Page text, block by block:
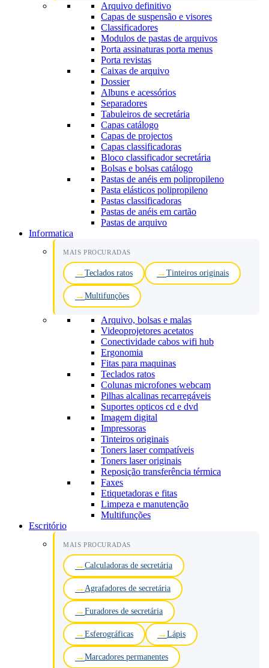
Arquivo definitivo
Capas de suspensão e visores
Classificadores
Modulos de pastas de arquivos
Porta assinaturas porta menus
Porta revistas
Caixas de arquivo
Dossier
Albuns e acessórios
Separadores
Tabuleiros de secretária
Capas catálogo
Capas de projectos
Capas classificadoras
Bloco classificador secretária
Bolsas e bolsas catálogo
Pastas de anéis em polipropileno
Pasta elásticos polipropileno
Pastas classificadoras
Pastas de anéis em cartão
Pastas de arquivo
Informatica
MAIS PROCURADAS
Teclados ratos Tinteiros originais
Multifunções
Arquivo, bolsas e malas
Videoprojetores acetatos
Conectividade cabos wifi hub
Ergonomia
Fitas para maquinas
Teclados ratos
Colunas microfones webcam
Pilhas alcalinas recarregáveis
Suportes opticos cd e dvd
Imagem digital
Impressoras
Tinteiros originais
Toners laser compatíveis
Toners laser originais
Reposição transferência térmica
Faxes
Etiquetadoras e fitas
Limpeza e manutenção
Multifunções
Escritório
MAIS PROCURADAS
Calculadoras de secretária
Agrafadores de secretária
Furadores de secretária
Esferográficas Lápis
Marcadores permanentes